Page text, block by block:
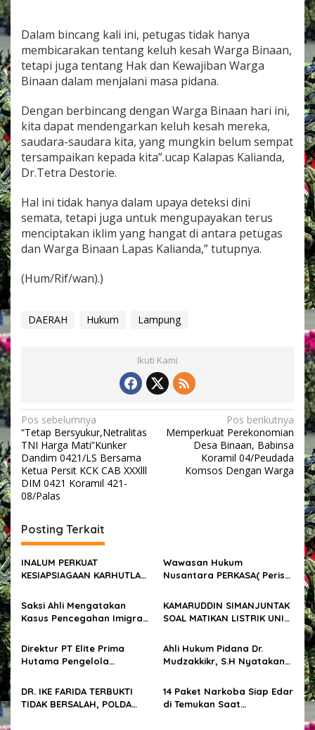
a
n
g
t
P
e
t
g
A
j
k
B
g
a
n
a
n
Dalam bincang kali ini, petugas tidak hanya
membicarakan tentang keluh kesah Warga Binaan,
tetapi juga tentang Hak dan Kewajiban Warga
Binaan dalam menjalani masa pidana.
Dengan berbincang dengan Warga Binaan hari ini,
kita dapat mendengarkan keluh kesah mereka,
saudara-saudara kita, yang mungkin belum sempat
tersampaikan kepada kita”.ucap Kalapas Kalianda,
Dr.Tetra Destorie.
Hal ini tidak hanya dalam upaya deteksi dini
semata, tetapi juga untuk mengupayakan terus
menciptakan iklim yang hangat di antara petugas
dan Warga Binaan Lapas Kalianda,” tutupnya.
(Hum/Rif/wan).)
DAERAH Hukum Lampung
Ikuti Kami
N
a
v
i
g
a
s
i
p
o
s
Pos sebelumnya
“Tetap Bersyukur,Netralitas
TNI Harga Mati”Kunker
Dandim 0421/LS Bersama
Ketua Persit KCK CAB XXXlll
DIM 0421 Koramil 421-
08/Palas
Pos berikutnya
Memperkuat Perekonomian
Desa Binaan, Babinsa
Koramil 04/Peudada
Komsos Dengan Warga
Posting Terkait
INALUM PERKUAT
KESIAPSIAGAAN KARHUTLA
Wawasan Hukum
Nusantara PERKASA( Perisai
FPKB ( Forum Pemuda
Kalimantan Barat)
Saksi Ahli Mengatakan
Kasus Pencegahan Imigrasi
Tidak Sah Demi Hukum
KAMARUDDIN SIMANJUNTAK
SOAL MATIKAN LISTRIK UNIT
UNTUK KEDUA KALINYA
PAKUWON GRUOUP TAK
PUNYA NYALI UNTUK KETEMU
Direktur PT Elite Prima
Hutama Pengelola
Residence, Tidak Hadir
Dalam Mediasi
Ahli Hukum Pidana Dr.
Mudzakkikr, S.H Nyatakan
Ranah Perdata Bukan
Pidana
DR. IKE FARIDA TERBUKTI
TIDAK BERSALAH, POLDA
14 Paket Narkoba Siap Edar
di Temukan Saat